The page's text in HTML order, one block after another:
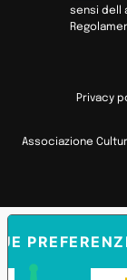
sensi dell
Associazione
Privacy